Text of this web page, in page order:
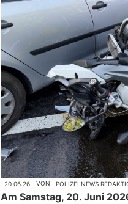
20.06.26 VON POLIZEI.NEWS
Am Samstag, 20. Juni